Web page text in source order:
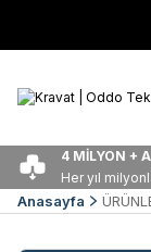
4 MİLYON +
Her yıl
Anasayfa